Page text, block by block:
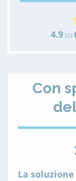
4.9SU
Con
La